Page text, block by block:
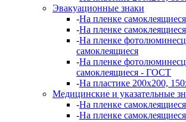
Эвакуационные знаки
-На пленке
-На пленке
-На пленке
самоклеящиеся
-На пленке
самоклеящиеся - ГОСТ
-На пластике 200х200,
Медицинские и указательные
-На пленке
-На пленке